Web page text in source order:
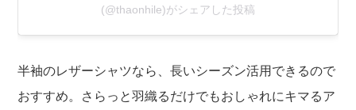
(@thaonhile)がシェアした投稿
半袖のレザーシャツなら、長いシーズン活用できるので
おすすめ。さらっと羽織るだけでもおしゃれにキマるア